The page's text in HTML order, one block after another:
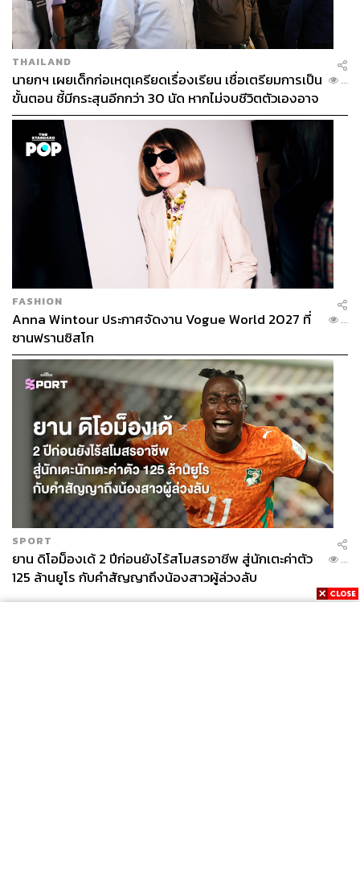
THAILAND
นายกฯ เผยเด็กก่อเหตุเครียดเรื่องเรียน เชื่อเตรียมการเป็น
ขั้นตอน ชี้มีกระสุนอีกกว่า 30 นัด หากไม่จบชีวิตตัวเองอาจ
สูญเสียเพิ่ม
...
FASHION
Anna Wintour ประกาศจัดงาน Vogue World 2027 ที่
ซานฟรานซิสโก
...
SPORT
ยาน ดิโอม็องเด้ 2 ปีก่อนยังไร้สโมสรอาชีพ สู่นักเตะค่าตัว
125 ล้านยูโร กับคำสัญญาถึงน้องสาวผู้ล่วงลับ
...